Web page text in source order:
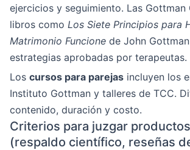
ejercicios y seguimiento. Las Gottman
libros como Los Siete Principios para
Matrimonio Funcione de John
estrategias aprobadas por terapeutas.
Los cursos para parejas incluyen los
Instituto Gottman y talleres de TCC.
contenido, duración y costo.
Criterios para juzgar
(respaldo científico, reseñas